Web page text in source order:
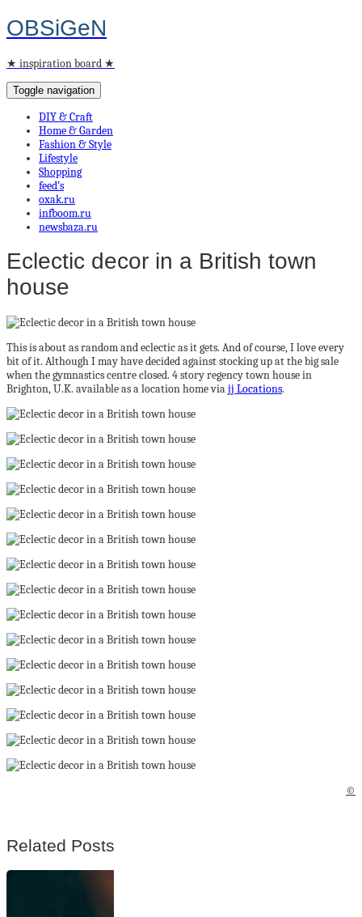
OBSiGeN
★ inspiration board ★
Toggle navigation
DIY & Craft
Home & Garden
Fashion & Style
Lifestyle
Shopping
feed’s
oxak.ru
infboom.ru
newsbaza.ru
Eclectic decor in a British town
house
This is about as random and eclectic as it gets. And of course, I love every
bit of it. Although I may have decided against stocking up at the big sale
when the gymnastics centre closed. 4 story regency town house in
Brighton, U.K. available as a location home viajj Locations.
©
Related Posts